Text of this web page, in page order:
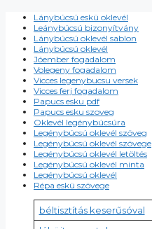
Lánybúcsú eskü oklevél
Leánybúcsú bizonyítvány
Lánybúcsú oklevél sablon
Lánybúcsú oklevél
Jóember fogadalom
Volegeny fogadalom
Vicces legenybucsu versek
Vicces ferj fogadalom
Papucs esku pdf
Papucs esku szoveg
Oklevél legénybúcsúra
Legénybúcsú oklevél szöveg
Legénybúcsú oklevél szövege
Legénybúcsú oklevél letöltés
Legénybúcsú oklevél minta
Legénybúcsú oklevél
Répa eskü szövege
béltisztítás keserűsóval